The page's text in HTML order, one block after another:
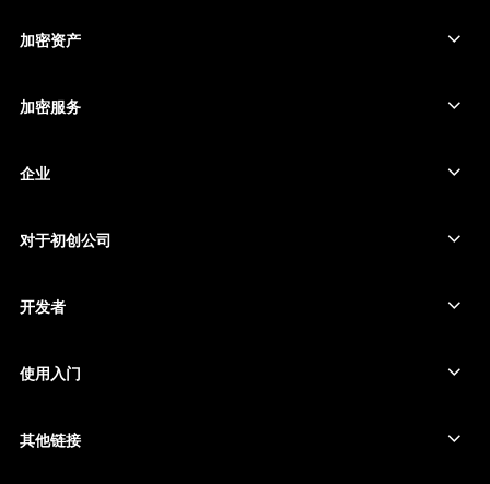
硬件钱包
Ledger Stax
Ledger Nano Classics
捆绑销售
所有产品
加密资产
以太坊钱包
卡尔达诺钱包
门罗币钱包
查看所有资产
加密服务
购买加密货币
互换加密货币
企业
对于初创公司
开发者
使用入门
兼容的钱包和服务
其他链接